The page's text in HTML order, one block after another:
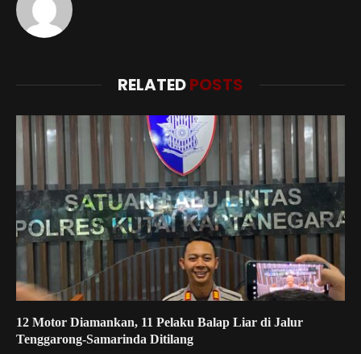
RELATEDPOSTS
12 Motor Diamankan, 11 Pelaku Balap Liar di Jalur
Tenggarong-Samarinda Ditilang